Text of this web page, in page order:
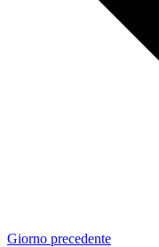
Giorno precedente